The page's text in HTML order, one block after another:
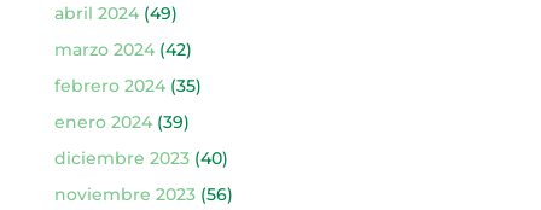
abril 2024(49)
marzo 2024(42)
febrero 2024(35)
enero 2024(39)
diciembre 2023(40)
noviembre 2023(56)